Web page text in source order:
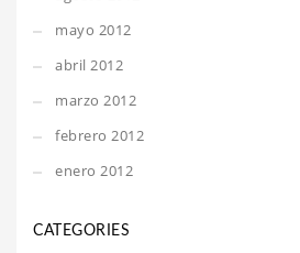
mayo 2012
abril 2012
marzo 2012
febrero 2012
enero 2012
CATEGORIES